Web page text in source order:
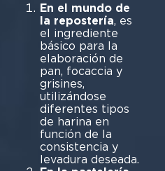
En el mundo de
la repostería, es
el ingrediente
básico para la
elaboración de
pan, focaccia y
grisines,
utilizándose
diferentes tipos
de harina en
función de la
consistencia y
levadura deseada.